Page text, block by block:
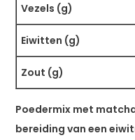
Vezels (g)
Eiwitten (g)
Zout (g)
Poedermix met
bereiding van een